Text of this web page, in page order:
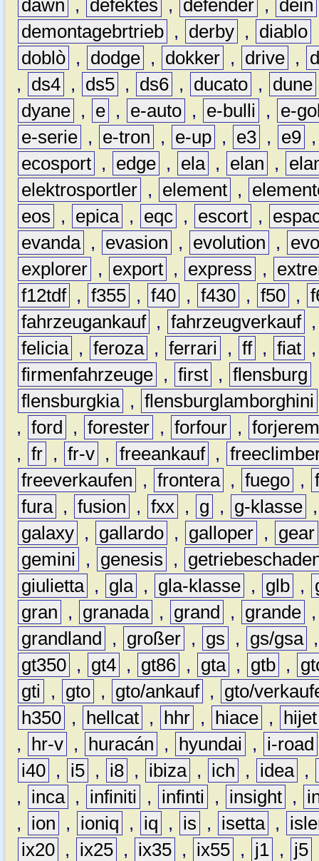
dawn , defektes , defender , dein
demontagebrtrieb , derby , diablo
doblò , dodge , dokker , drive ,
,
ds4 , ds5 , ds6 , ducato , dune
dyane , e , e-auto , e-bulli ,
e-
e-serie , e-tron , e-up , e3 , e9
ecosport , edge , ela , elan ,
elektrosportler , element ,
eos
, epica , eqc , escort ,
evanda , evasion , evolution ,
explorer , export , express ,
f12tdf , f355 , f40 , f430 , f50 ,
fahrzeugankauf , fahrzeugverkauf
felicia , feroza , ferrari , ff , fiat
firmenfahrzeuge , first , flensburg
flensburgkia , flensburglamborghini
, ford , forester , forfour ,
, fr , fr-v , freeankauf ,
freeverkaufen
, frontera , fuego ,
fura , fusion , fxx , g , g-klasse
galaxy , gallardo , galloper ,
gear
gemini
, genesis ,
giulietta , gla , gla-klasse , glb ,
gran
, granada , grand , grande
grandland
, großer , gs , gs/gsa
gt350 , gt4 , gt86 , gta , gtb ,
gti
, gto , gto/ankauf ,
gto/
h350 , hellcat , hhr , hiace ,
hijet
,
hr-v , huracán , hyundai ,
i-road
i40 , i5 , i8 , ibiza , ich , idea ,
,
inca , infiniti , infinti , insight ,
,
ion , ioniq , iq , is , isetta ,
ix20 , ix25 , ix35 , ix55 , j1 , j5